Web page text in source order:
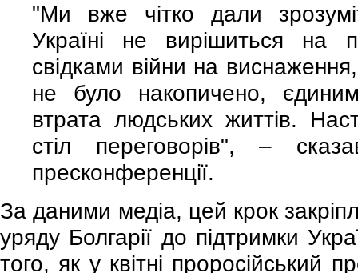
"Ми вже чітко дали
Україні не вирішиться
свідками війни на виснаження,
не було накопичено,
втрата людських життів.
стіл переговорів", –
пресконференції.
За даними медіа, цей крок
уряду Болгарії до підтримки
того, як у квітні проросійський